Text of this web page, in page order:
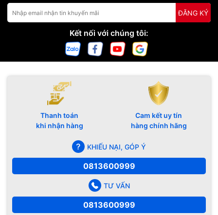
ĐĂNG KÝ
Kết nối với chúng tôi:
Thanh toán
khi nhận hàng
Cam kết uy tín
hàng chính hãng
KHIẾU NẠI, GÓP Ý
0813600999
TƯ VẤN
0813600999